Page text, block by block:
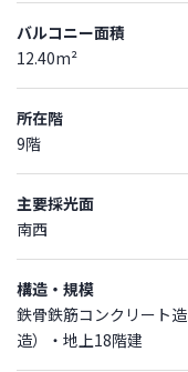
バルコニー面積
12.40m²
所在階
9階
主要採光面
南西
構造・規模
鉄骨鉄筋コンクリート
造）・地上18階建